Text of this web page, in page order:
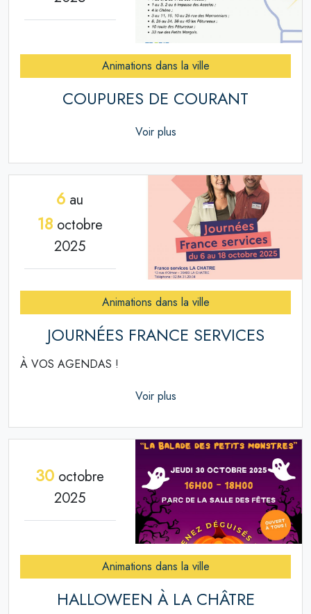
Animations dans la ville
COUPURES DE COURANT
Voir plus
6 au
18octobre
2025
Animations dans la ville
JOURNÉES FRANCE SERVICES
À VOS AGENDAS !
Voir plus
30 octobre
2025
Animations dans la ville
HALLOWEEN À LA CHÂTRE